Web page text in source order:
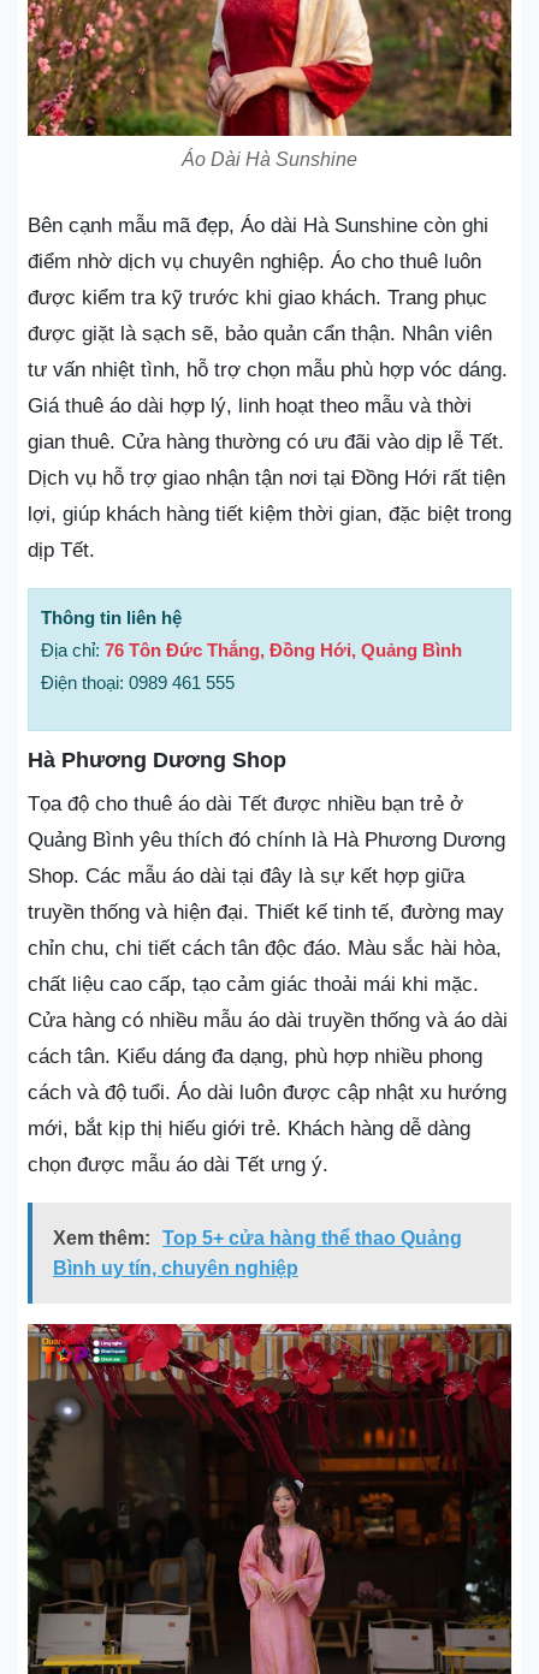
Áo Dài Hà Sunshine
Bên cạnh mẫu mã đẹp, Áo dài Hà Sunshine còn ghi
điểm nhờ dịch vụ chuyên nghiệp. Áo cho thuê luôn
được kiểm tra kỹ trước khi giao khách. Trang phục
được giặt là sạch sẽ, bảo quản cẩn thận. Nhân viên
tư vấn nhiệt tình, hỗ trợ chọn mẫu phù hợp vóc dáng.
Giá thuê áo dài hợp lý, linh hoạt theo mẫu và thời
gian thuê. Cửa hàng thường có ưu đãi vào dịp lễ Tết.
Dịch vụ hỗ trợ giao nhận tận nơi tại Đồng Hới rất tiện
lợi, giúp khách hàng tiết kiệm thời gian, đặc biệt trong
dịp Tết.
Thông tin liên hệ
Địa chỉ: 76 Tôn Đức Thắng, Đồng Hới, Quảng Bình
Điện thoại: 0989 461 555
Hà Phương Dương Shop
Tọa độ cho thuê áo dài Tết được nhiều bạn trẻ ở
Quảng Bình yêu thích đó chính là Hà Phương Dương
Shop. Các mẫu áo dài tại đây là sự kết hợp giữa
truyền thống và hiện đại. Thiết kế tinh tế, đường may
chỉn chu, chi tiết cách tân độc đáo. Màu sắc hài hòa,
chất liệu cao cấp, tạo cảm giác thoải mái khi mặc.
Cửa hàng có nhiều mẫu áo dài truyền thống và áo dài
cách tân. Kiểu dáng đa dạng, phù hợp nhiều phong
cách và độ tuổi. Áo dài luôn được cập nhật xu hướng
mới, bắt kịp thị hiếu giới trẻ. Khách hàng dễ dàng
chọn được mẫu áo dài Tết ưng ý.
Xem thêm:
Top 5+ cửa hàng thể thao Quảng
Bình uy tín, chuyên nghiệp